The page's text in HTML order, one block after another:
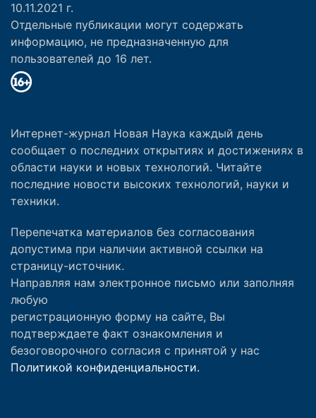
10.11.2021 г.
Отдельные публикации могут содержать
информацию, не предназначенную для
пользователей до 16 лет.
Интернет-журнал Новая Наука каждый день
сообщает о последних открытиях и достижениях в
области науки и новых технологий. Читайте
последние новости высоких технологий, науки и
техники.
Перепечатка материалов без согласования
допустима при наличии активной ссылки на
страницу-источник.
Направляя нам электронное письмо или заполняя
любую
регистрационную форму на сайте, Вы
подтверждаете факт ознакомления и
безоговорочного согласия с принятой у нас
Политикой конфиденциальности.